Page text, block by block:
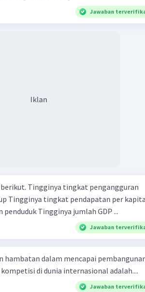
Jawaban
Iklan
pengangguran
Tingginya pertumbuhan penduduk Tingginya jumlah GDP ...
Jawaban
hambatan dalam mencapai
di dunia internasional adalah....
Jawaban